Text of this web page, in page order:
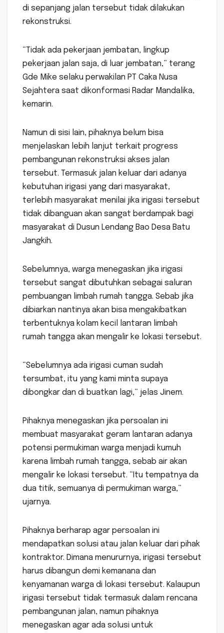
di sepanjang jalan tersebut tidak dilakukan
rekonstruksi.
“Tidak ada pekerjaan jembatan, lingkup
pekerjaan jalan saja, di luar jembatan,” terang
Gde Mike selaku perwakilan PT Caka Nusa
Sejahtera saat dikonformasi Radar Mandalika,
kemarin.
Namun di sisi lain, pihaknya belum bisa
menjelaskan lebih lanjut terkait progress
pembangunan rekonstruksi akses jalan
tersebut. Termasuk jalan keluar dari adanya
kebutuhan irigasi yang dari masyarakat,
terlebih masyarakat menilai jika irigasi tersebut
tidak dibanguan akan sangat berdampak bagi
masyarakat di Dusun Lendang Bao Desa Batu
Jangkih.
Sebelumnya, warga menegaskan jika irigasi
tersebut sangat dibutuhkan sebagai saluran
pembuangan limbah rumah tangga. Sebab jika
dibiarkan nantinya akan bisa mengakibatkan
terbentuknya kolam kecil lantaran limbah
rumah tangga akan mengalir ke lokasi tersebut.
“Sebelumnya ada irigasi cuman sudah
tersumbat, itu yang kami minta supaya
dibongkar dan di buatkan lagi,” jelas Jinem.
Pihaknya menegaskan jika persoalan ini
membuat masyarakat geram lantaran adanya
potensi permukiman warga menjadi kumuh
karena limbah rumah tangga, sebab air akan
mengalir ke lokasi tersebut. “Itu tempatnya da
dua titik, semuanya di permukiman warga,”
ujarnya.
Pihaknya berharap agar persoalan ini
mendapatkan solusi atau jalan keluar dari pihak
kontraktor. Dimana menururnya, irigasi tersebut
harus dibangun demi kemanana dan
kenyamanan warga di lokasi tersebut. Kalaupun
irigasi tersebut tidak termasuk dalam rencana
pembangunan jalan, namun pihaknya
menegaskan agar ada solusi untuk